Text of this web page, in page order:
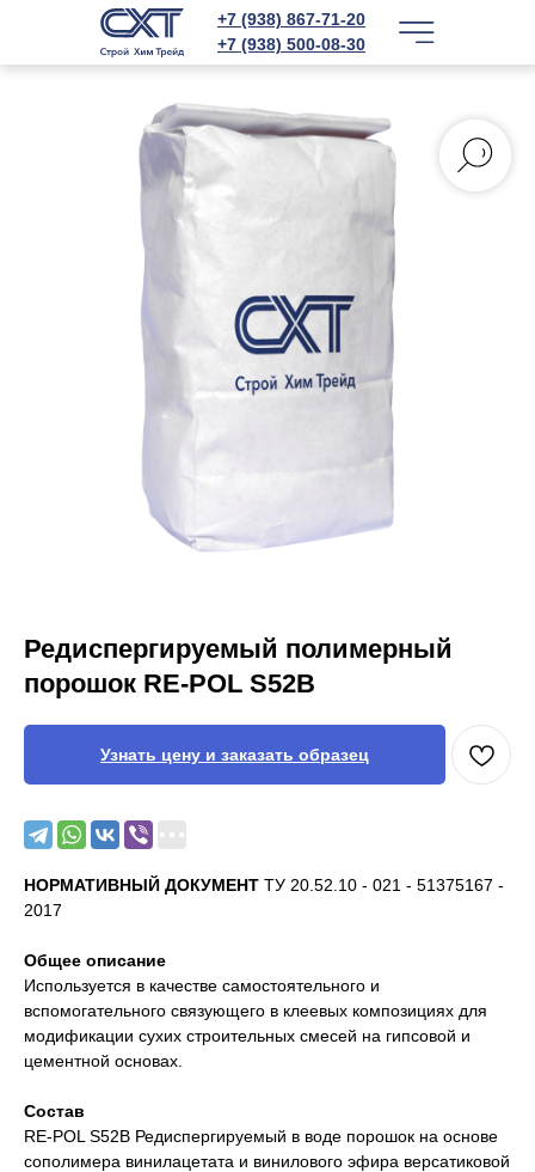
+7 (938) 867-71-20
+7 (938) 500-08-30
Редиспергируемый полимерный
порошок RE-POL S52B
Узнать цену и заказать образец
НОРМАТИВНЫЙ ДОКУМЕНТ ТУ 20.52.10 - 021 - 51375167 -
2017
Общее описание
Используется в качестве самостоятельного и
вспомогательного связующего в клеевых композициях для
модификации сухих строительных смесей на гипсовой и
цементной основах.
Состав
RE-POL S52B Редиспергируемый в воде порошок на основе
сополимера винилацетата и винилового эфира версатиковой